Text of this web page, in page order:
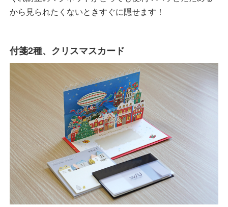
から見られたくないときすぐに隠せます！
付箋2種、クリスマスカード